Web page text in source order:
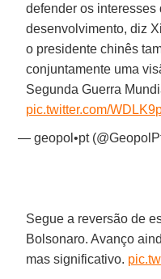
defender os interesses
desenvolvimento, diz
o presidente chinês
conjuntamente uma
Segunda Guerra
pic.twitter.com/
— geopol•pt
Segue a reversão de
Bolsonaro. Avanço
mas significativo.